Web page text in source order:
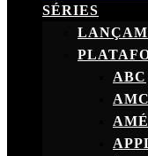
SÉRIES
ABC